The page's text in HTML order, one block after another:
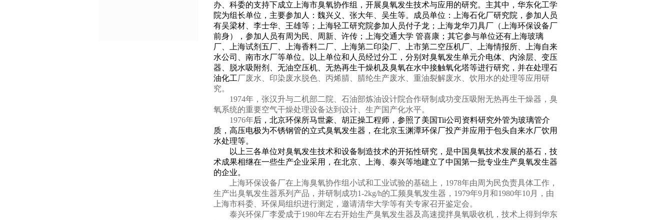
办、科委的支持下成立上海市臭氧协作组，开展臭氧发生技术与应用的研究。主其中，华东化工学
院为组长单位，主要参加人：魏兴义、张大年、吴生等。成员单位：上海石化厂研究院，参加人员
有吴梁材、李士华、王雄等；上海轻工研究院参加人员付子龙；上海龙华刀具厂（上海环保设备厂
前身），参加人员有周为民、周新、许传；上海交通大学 管喜康；其它参与单位还有上海玻璃
厂、上海试剂五厂、上海香料二厂、上海第二印染厂、上市第二空压机厂、上海情报所 、上海自来
水公司、南市水厂等单位。以上单位和人员经过分工，分别对臭氧发生单元介电体、内涂层、变压
器、脱水吸附剂、无油空压机、无热再生干燥机及臭氧在水中接触氧化塔等进行研究，并在处理石
油化工厂废水、印染废水脱色、丙烯腈、腈纶生产废水、重油裂解废水、饮用水的处理等应用研
究。
1974年，张汉升与二机部二院、石油部炼油设计院合作研制成功变压吸附无热再生干燥器，臭
氧系统的重要空气干燥处理设备达到设计、生产国产化水平。
1976年后，北京环保所马世豪、胡正操工程师， 参照了美国Tii公司资料研究外管为玻璃管介
质，高压电极为不锈钢管的立式臭氧发生器，在北京玉渊潭环保厂投产并应用于包头自来水厂饮用
水处理等。
以上三各单位对臭氧发生技术和设备制造技术的开拓性研究，是中国臭氧技术发展的基石，技
术成果相继在一些生产企业采用，在北京、上海、泰兴等地建立了中国第一批专业生产臭氧发生器
的企业。
上海环保设备厂在上海臭氧协作组小试和工业试验的基础上， 1978年由周为民负责具体工作，
生产出臭氧发生器系列产品，并研制成功1-2kg/h的工频臭氧发生器， 1979年9月和1980年10月，由
上海市科委、环保局组织进行测定，邀请清华大学等有关专家召开鉴定会。
泰兴环保厂李爱成于1980年左右开始生产臭氧发生器及高速搅拌臭氧吸收机，技术上得到华东